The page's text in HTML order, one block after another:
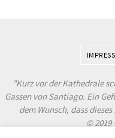
"Kurz vor der Kathedrale
Gassen von Santiago. Ein
dem Wunsch, dass
© 2019